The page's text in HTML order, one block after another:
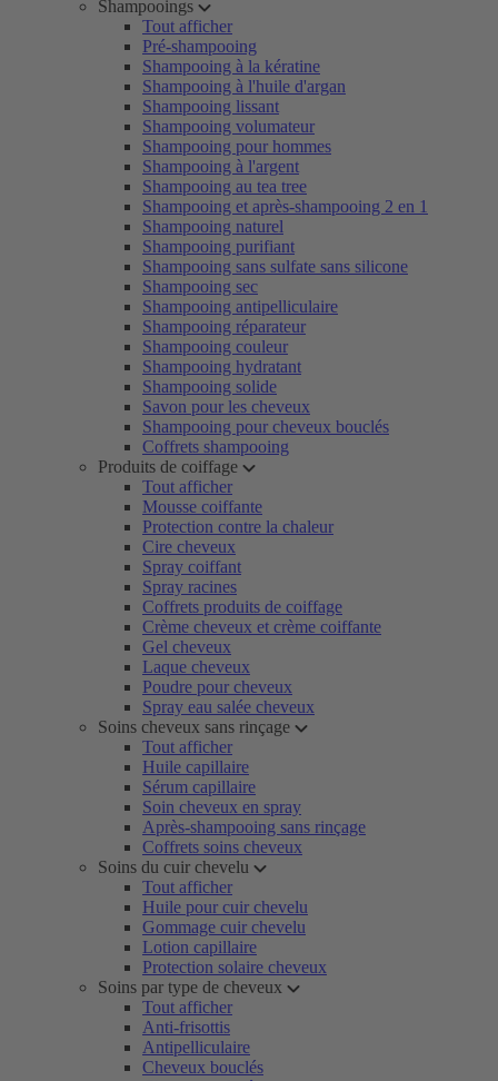
Shampooings
Tout afficher
Pré-shampooing
Shampooing à la kératine
Shampooing à l'huile d'argan
Shampooing lissant
Shampooing volumateur
Shampooing pour hommes
Shampooing à l'argent
Shampooing au tea tree
Shampooing et après-shampooing 2 en 1
Shampooing naturel
Shampooing purifiant
Shampooing sans sulfate sans silicone
Shampooing sec
Shampooing antipelliculaire
Shampooing réparateur
Shampooing couleur
Shampooing hydratant
Shampooing solide
Savon pour les cheveux
Shampooing pour cheveux bouclés
Coffrets shampooing
Produits de coiffage
Tout afficher
Mousse coiffante
Protection contre la chaleur
Cire cheveux
Spray coiffant
Spray racines
Coffrets produits de coiffage
Crème cheveux et crème coiffante
Gel cheveux
Laque cheveux
Poudre pour cheveux
Spray eau salée cheveux
Soins cheveux sans rinçage
Tout afficher
Huile capillaire
Sérum capillaire
Soin cheveux en spray
Après-shampooing sans rinçage
Coffrets soins cheveux
Soins du cuir chevelu
Tout afficher
Huile pour cuir chevelu
Gommage cuir chevelu
Lotion capillaire
Protection solaire cheveux
Soins par type de cheveux
Tout afficher
Anti-frisottis
Antipelliculaire
Cheveux bouclés